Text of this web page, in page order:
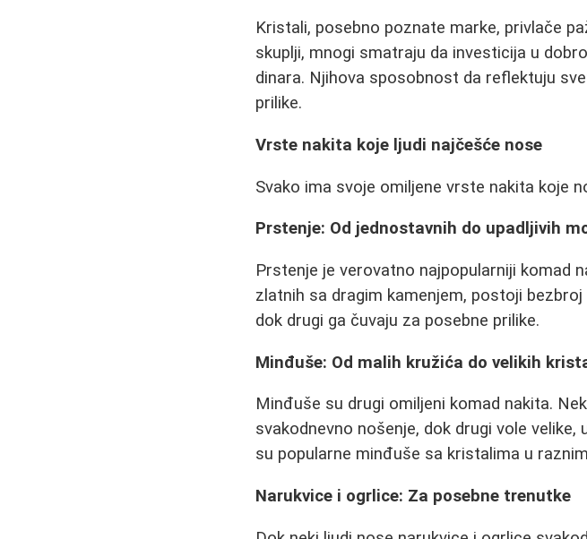
Kristali, posebno poznate marke, privlače
skuplji, mnogi smatraju da investicija u
dinara. Njihova sposobnost da reflektuju
prilike.
Vrste nakita koje ljudi najčešće nose
Svako ima svoje omiljene vrste nakita koje
Prstenje: Od jednostavnih do upadljivih
Prstenje je verovatno najpopularniji komad
zlatnih sa dragim kamenjem, postoji
dok drugi ga čuvaju za posebne prilike.
Minđuše: Od malih kružića do velikih
Minđuše su drugi omiljeni komad nakita.
svakodnevno nošenje, dok drugi vole
su popularne minđuše sa kristalima u
Narukvice i ogrlice: Za posebne trenutke